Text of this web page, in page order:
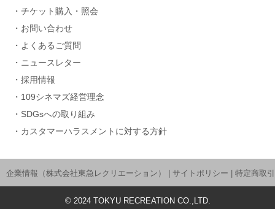
チケット購入・照会
お問い合わせ
よくあるご質問
ニュースレター
採用情報
109シネマズ経営理念
SDGsへの取り組み
カスタマーハラスメントに対する方針
企業情報（株式会社東急レクリエーション） サイトポリシー 特定商取
© 2024TOKYU RECREATION CO.,LTD.